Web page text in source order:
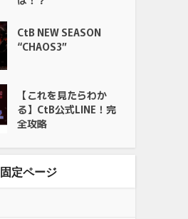
CtB NEW SEASON
“CHAOS3”
【これを見たらわか
る】CtB公式LINE！完
全攻略
固定ページ